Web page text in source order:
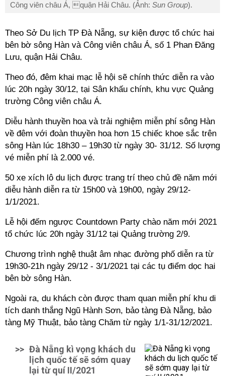
Công viên châu Á, quận Hải Châu. (Ảnh: Sun Group).
Theo Sở Du lịch TP Đà Nẵng, sự kiện được tổ chức hai
bên bờ sông Hàn và Công viên châu Á, số 1 Phan Đăng
Lưu, quận Hải Châu.
Theo đó, đêm khai mạc lễ hội sẽ chính thức diễn ra vào
lúc 20h ngày 30/12, tại Sân khấu chính, khu vực Quảng
trường Công viên châu Á.
Diễu hành thuyền hoa và trải nghiệm miễn phí sông Hàn
về đêm với đoàn thuyền hoa hơn 15 chiếc khoe sắc trên
sông Hàn lúc 18h30 – 19h30 từ ngày 30- 31/12. Số lượng
vé miễn phí là 2.000 vé.
50 xe xích lô du lịch được trang trí theo chủ đề năm mới
diễu hành diễn ra từ 15h00 và 19h00, ngày 29/12-
1/1/2021.
Lễ hội đếm ngược Countdown Party chào năm mới 2021
tổ chức lúc 20h ngày 31/12 tại Quảng trường 2/9.
Chương trình nghệ thuật âm nhạc đường phố diễn ra từ
19h30-21h ngày 29/12 - 3/1/2021 tại các tụ điểm dọc hai
bên bờ sông Hàn.
Ngoài ra, du khách còn được tham quan miễn phí khu di
tích danh thắng Ngũ Hành Sơn, bảo tàng Đà Nẵng, bảo
tàng Mỹ Thuật, bảo tàng Chăm từ ngày 1/1-31/12/2021.
>> Đà Nẵng kì vọng khách du
lịch quốc tế sẽ sớm quay
lại từ quí II/2021